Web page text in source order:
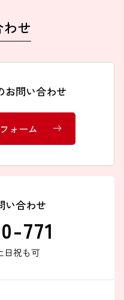
せ
お問い合わせ
ォーム
い合わせ
771
日祝も可